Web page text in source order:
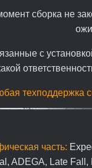
сборка не
с
техподдержка
часть:
ADEGA, Late